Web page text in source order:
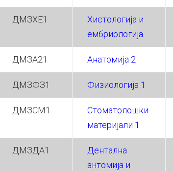
ДМЗХЕ1
Хистологија и
ембриологија
ДМЗА21 Анатомија 2
ДМЗФЗ1 Физиологија 1
ДМЗСМ1
Стоматолошки
материјали 1
ДМЗДА1
Дентална
антомија и